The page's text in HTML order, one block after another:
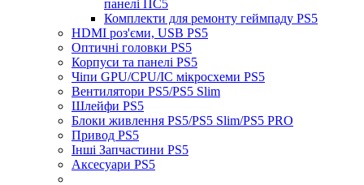
панелі ПС5
Комплекти для ремонту геймпаду PS5
HDMI роз'єми, USB PS5
Оптичні головки PS5
Корпуси та панелі PS5
Чіпи GPU/CPU/IC мікросхеми PS5
Вентилятори PS5/PS5 Slim
Шлейфи PS5
Блоки живлення PS5/PS5 Slim/PS5 PRO
Привод PS5
Інші Запчастини PS5
Аксесуари PS5